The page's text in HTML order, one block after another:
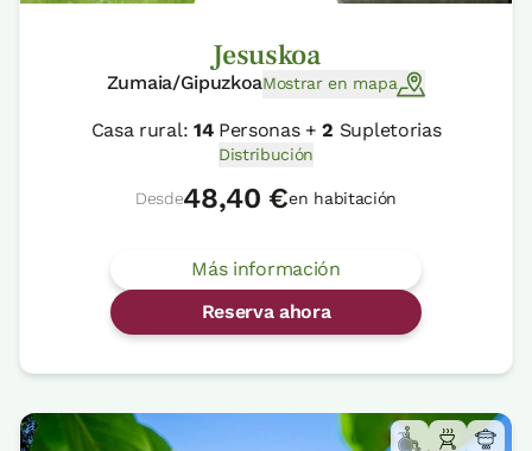
Jesuskoa
Zumaia/GipuzkoaMostrar en mapa
Casa rural: 14Personas +2 Supletorias
Distribución
Desde48,40 €en habitación
Más información
Reserva ahora